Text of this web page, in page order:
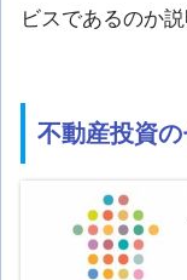
ビスであるのか説
不動産投資